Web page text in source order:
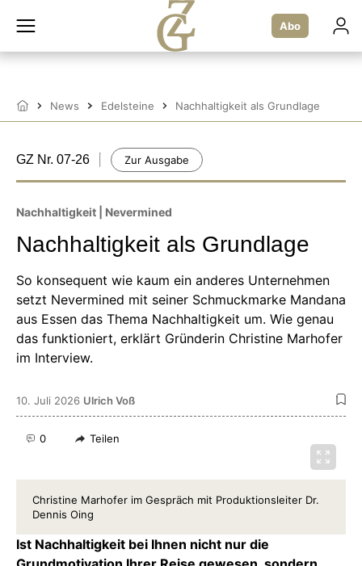
Inhalt
Abo
Startseite
News Edelsteine Nachhaltigkeit als Grundlage
GZ Nr. 07-26 Zur Ausgabe
Nachhaltigkeit | Nevermined
Nachhaltigkeit als Grundlage
So konsequent wie kaum ein anderes Unternehmen
setzt Nevermined mit seiner Schmuckmarke Mandana
aus Essen das Thema Nachhaltigkeit um. Wie genau
das funktioniert, erklärt Gründerin Christine Marhofer
im Interview.
10. Juli 2026 Ulrich Voß
0 Teilen
Christine Marhofer im Gespräch mit Produktionsleiter Dr.
Dennis Oing
Ist Nachhaltigkeit bei Ihnen nicht nur die